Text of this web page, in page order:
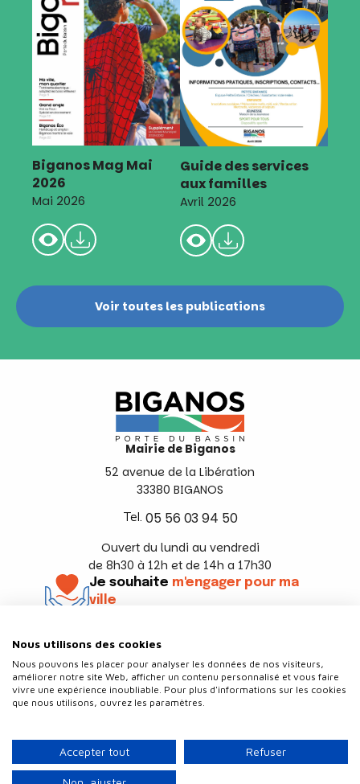
Biganos Mag Mai
2026
Mai 2026
Guide des services
aux familles
Avril 2026
Voir toutes les publications
Mairie de Biganos
52 avenue de la Libération
33380 BIGANOS
Tel. 05 56 03 94 50
Ouvert du lundi au vendredi
de 8h30 à 12h et de 14h a 17h30
Je souhaite m'engager pour ma
ville
Politique de confidentialité
Plan du site
Nous utilisons des cookies
Nous pouvons les placer pour analyser les données de nos visiteurs,
améliorer notre site Web, afficher un contenu personnalisé et vous faire
vivre une expérience inoubliable. Pour plus d'informations sur les cookies
que nous utilisons, ouvrez les paramètres.
Accepter tout Refuser